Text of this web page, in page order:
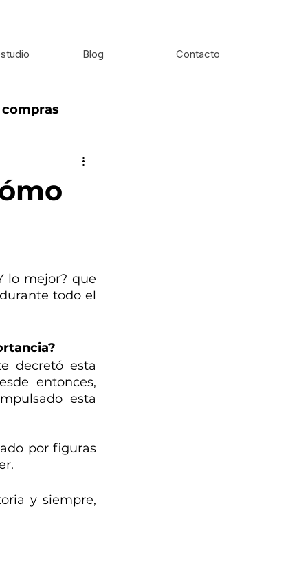
Blog Contacto
compras
lo mejor? que
todo el
decretó esta
entonces,
esta
por figuras
y siempre,